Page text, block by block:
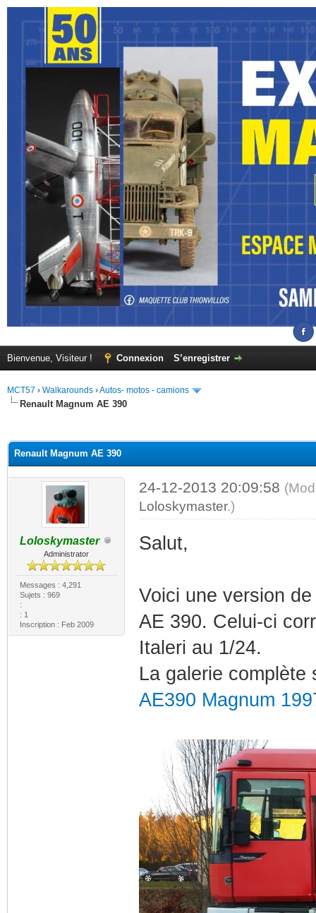
Bienvenue, Visiteur ! Connexion S’enregistrer
MCT57 › Walkarounds ›Autos- motos - camions
Renault Magnum AE 390
Renault Magnum AE 390
Loloskymaster
Administrator
Messages : 4,291
Sujets : 969
:
: 1
Inscription : Feb 2009
24-12-2013 20:09:58
Loloskymaster.)
Salut,
Voici une version
AE 390. Celui-ci
Italeri au 1/24.
La galerie complète
AE390 Magnum